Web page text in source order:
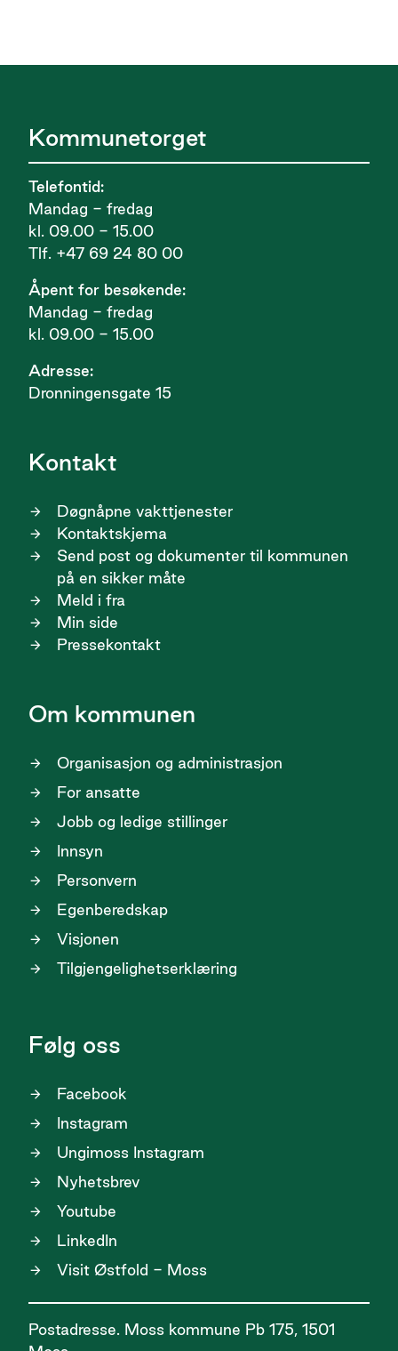
Kommunetorget
Telefontid:
Mandag - fredag
kl. 09.00 - 15.00
Tlf. +47 69 24 80 00
Åpent for besøkende:
Mandag - fredag
kl. 09.00 - 15.00
Adresse:
Dronningensgate 15
Kontakt
Døgnåpne vakttjenester
Kontaktskjema
Send post og dokumenter til kommunen
på en sikker måte
Meld i fra
Min side
Pressekontakt
Om kommunen
Organisasjon og administrasjon
For ansatte
Jobb og ledige stillinger
Innsyn
Personvern
Egenberedskap
Visjonen
Tilgjengelighetserklæring
Følg oss
Facebook
Instagram
Ungimoss Instagram
Nyhetsbrev
Youtube
LinkedIn
Visit Østfold - Moss
Postadresse. Moss kommune Pb 175, 1501